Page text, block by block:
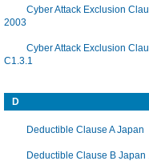
Cyber Attack Exclusion
2003
Cyber Attack Exclusion
C1.3.1
D
Deductible Clause A Japan
Deductible Clause B Japan